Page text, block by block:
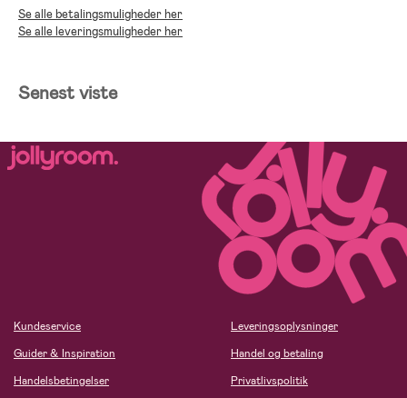
Se alle betalingsmuligheder her
Se alle leveringsmuligheder her
Senest viste
Kundeservice
Guider & Inspiration
Handelsbetingelser
Leveringsoplysninger
Handel og betaling
Privatlivspolitik